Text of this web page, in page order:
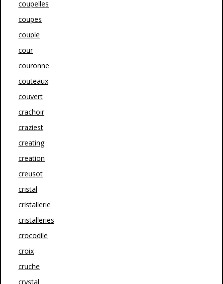
coupelles
coupes
couple
cour
couronne
couteaux
couvert
crachoir
craziest
creating
creation
creusot
cristal
cristallerie
cristalleries
crocodile
croix
cruche
crystal